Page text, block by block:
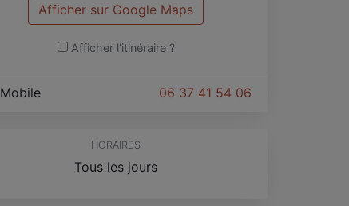
Afficher sur Google Maps
Afficher l'itinéraire ?
06 37 41 54 06
Mobile
HORAIRES
Tous les jours